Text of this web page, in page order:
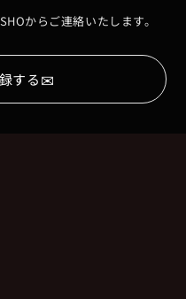
からご連絡いたします。
する✉